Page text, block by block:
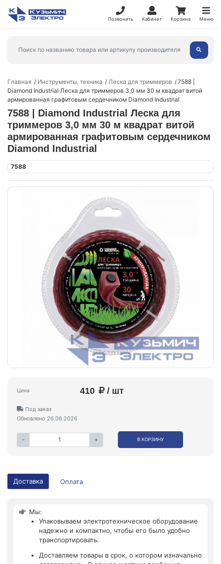
Позвонить Кабинет Корзина Меню
Главная Инструменты, техника Леска для триммеров
7588 |
Diamond Industrial Леска для триммеров 3,0 мм 30 м квадрат витой
армированная графитовым сердечником Diamond Industrial
7588 | Diamond Industrial Леска для
триммеров 3,0 мм 30 м квадрат витой
армированная графитовым сердечником
Diamond Industrial
7588
Цена 410 / шт
Под заказ
Обновлено 26.06.2026
- + В КОРЗИНУ
Доставка Оплата
Мы:
Упаковываем электротехническое оборудование
надежно и компактно, чтобы его было удобно
транспортировать.
Доставляем товары в срок, о котором изначально